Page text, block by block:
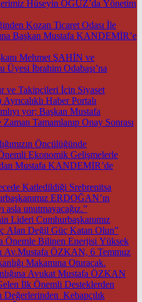
Hüseyin OĞUZ’da Yönetim
Kozan Ticaret Odası İle
Başkan Mustafa KANDEMİR’e
Mehmet ŞAHİN ve
Üyesi İbrahim Odabaşı’na
ve Takipçileri İçin Siyaset
Haber Portalı
yor; Başkan Mustafa
Tamamlanıp Onay Sonrası
Öncülüğünde
Ekonomik Gelişmelerle
Katledildiği Srebrenitsa
ERDOĞAN’ın
asla unutmayacağız.”
Lideri Cumhurbaşkanımız
Alan Değil Güç Katan Olun”
Önemle Bilinen Enerjisi Yüksek
Av.Mustafa ÖZKAN, 6 Temmuz
Makamına Oturacak.
Avukat Mustafa ÖZKAN
İlk Önemli Desteklerden
Kebapçılık